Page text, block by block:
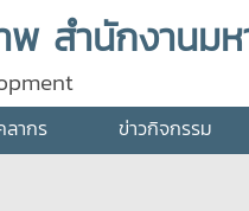
สำนักงานมห
ลากร ข่าวกิจกรรม